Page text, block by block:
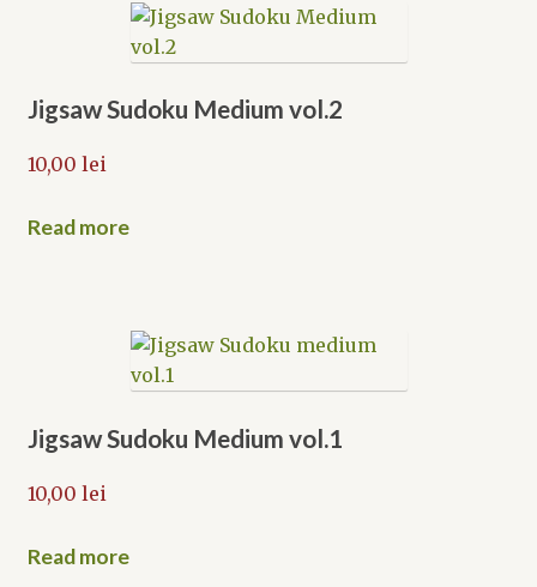
Jigsaw Sudoku Medium vol.2
10,00 lei
Read more
Jigsaw Sudoku Medium vol.1
10,00 lei
Read more